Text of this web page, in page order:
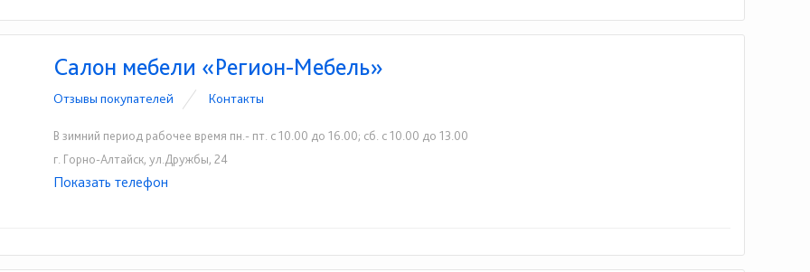
Салон мебели «Регион-Мебель»
Отзывы покупателей Контакты
В зимний период рабочее время пн.- пт. с 10.00 до 16.00; сб. с 10.00 до 13.00
г. Горно-Алтайск, ул.Дружбы, 24
☎+7-913-690-96-29
Показать телефон